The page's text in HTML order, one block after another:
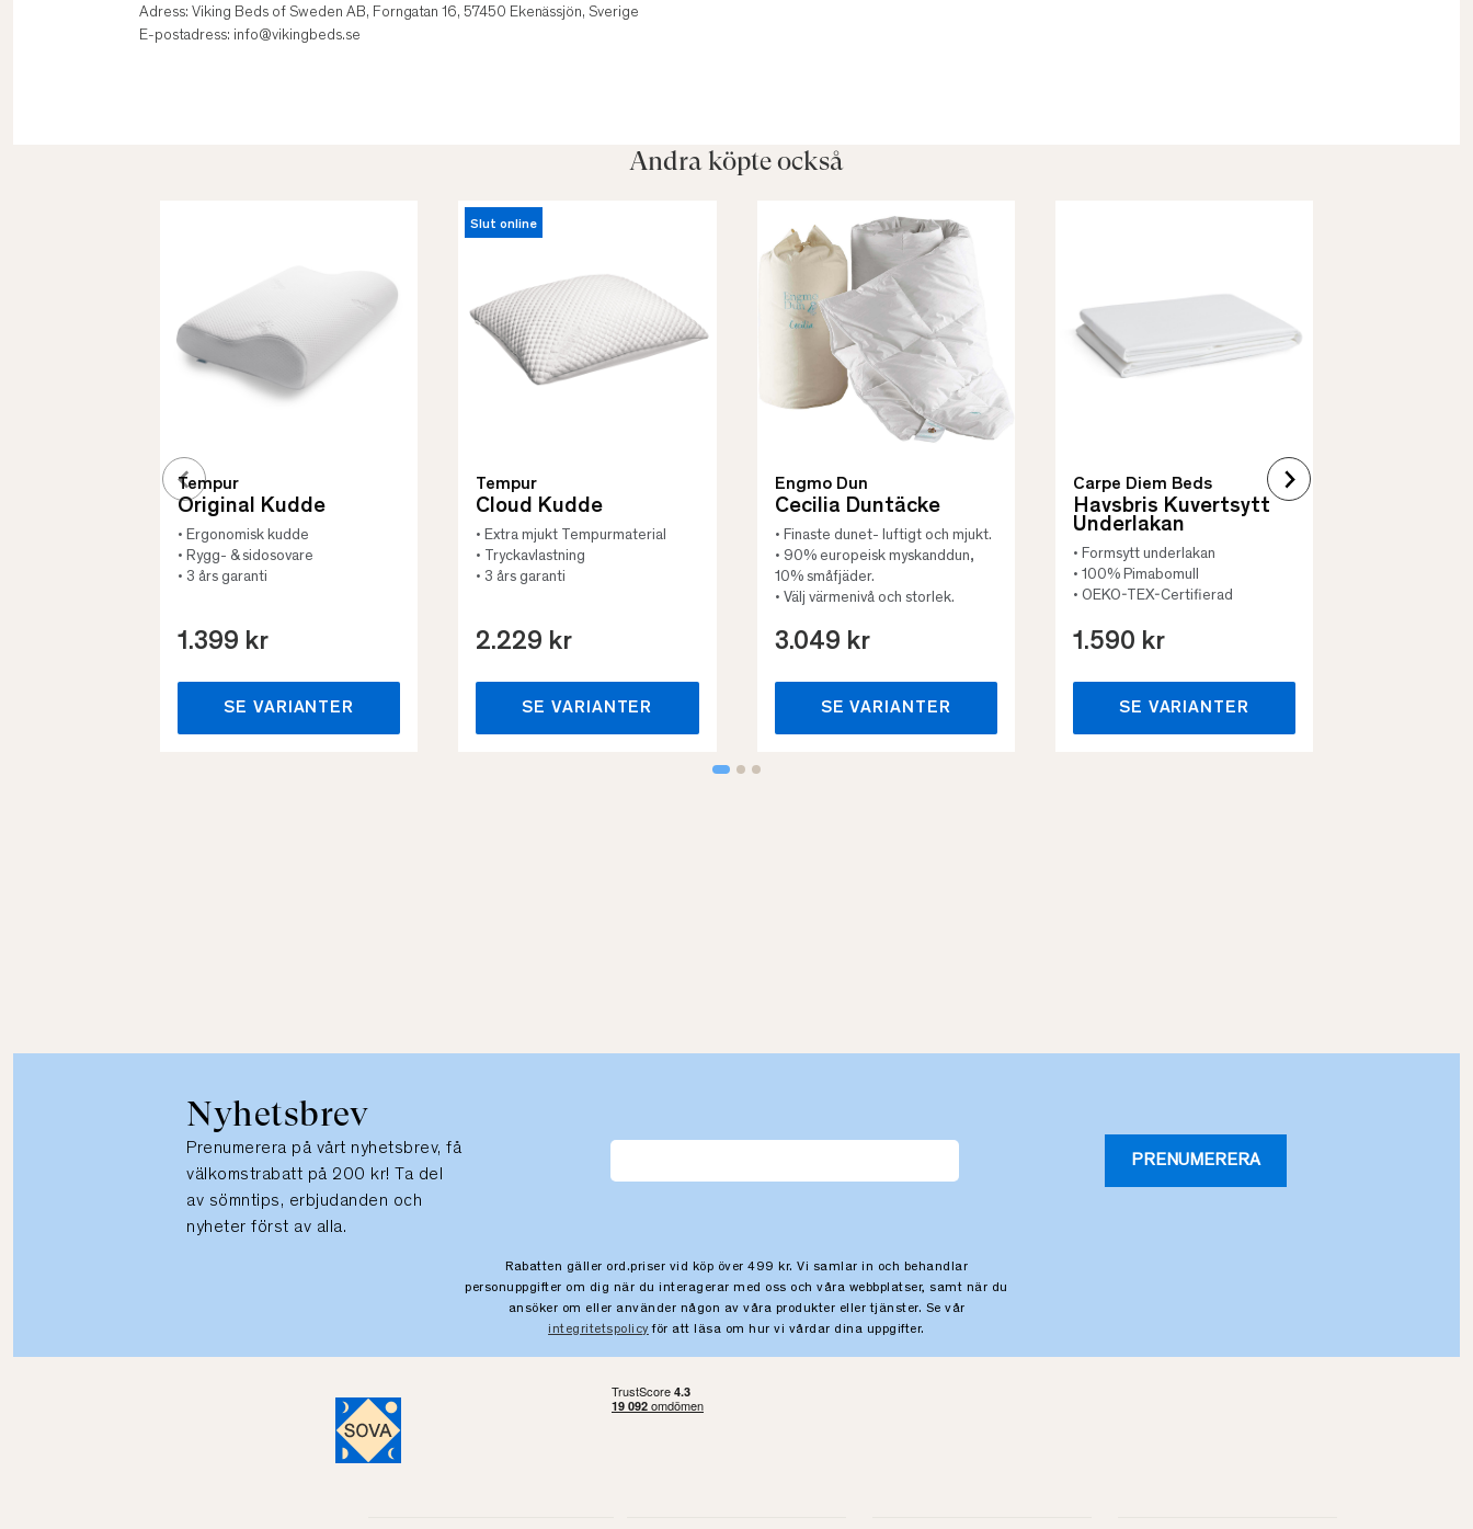
Adress: Viking Beds of Sweden AB, Forngatan 16, 57450 Ekenässjön, Sverige
E-postadress: info@vikingbeds.se
Andra köpte också
Tempur
Original Kudde
• Ergonomisk kudde
• Rygg- & sidosovare
• 3 års garanti
1.399 kr
SE VARIANTER
Slut online
Tempur
Cloud Kudde
• Extra mjukt Tempurmaterial
• Tryckavlastning
• 3 års garanti
2.229 kr
SE VARIANTER
Engmo Dun
Cecilia Duntäcke
• Finaste dunet- luftigt och mjukt.
• 90% europeisk myskanddun,
10% småfjäder.
• Välj värmenivå och storlek.
3.049 kr
SE VARIANTER
Carpe Diem Beds
Havsbris Kuvertsytt
Underlakan
• Formsytt underlakan
• 100% Pimabomull
• OEKO-TEX-Certifierad
1.590 kr
SE VARIANTER
Nyhetsbrev
Prenumerera på vårt nyhetsbrev, få
välkomstrabatt på 200 kr! Ta del
av sömntips, erbjudanden och
nyheter först av alla.
PRENUMERERA
Rabatten gäller ord.priser vid köp över 499 kr. Vi samlar in och behandlar
personuppgifter om dig när du interagerar med oss och våra webbplatser, samt när du
ansöker om eller använder någon av våra produkter eller tjänster. Se vår
integritetspolicy för att läsa om hur vi vårdar dina uppgifter.